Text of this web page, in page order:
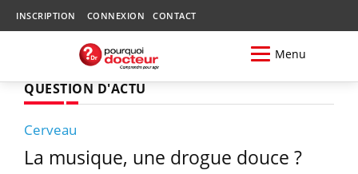
INSCRIPTION CONNEXION CONTACT
Menu
QUESTION D'ACTU
Cerveau
La musique, une drogue douce ?